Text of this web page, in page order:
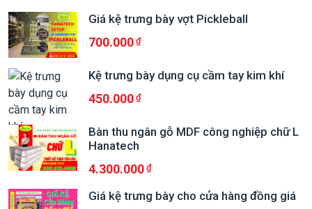
Giá kệ trưng bày vợt Pickleball
700.000
Kệ trưng bày dụng cụ cầm tay kim khí
450.000
Bàn thu ngân gỗ MDF công nghiệp chữ L
Hanatech
4.300.000
Giá kệ trưng bày cho cửa hàng đồng giá